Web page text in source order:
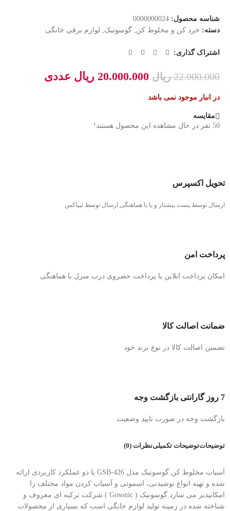
شناسه محصول: 0000000024
دسته: خرد کن و مخلوط کن, گوسونیک, لوازم برقی خانگی
اشتراک گذاری:
22.000.000 ریال 20.000.000 ریال عددی
در انبار موجود نمی باشد
مقایسه
50 نفر در حال مشاهده این محصول هستند!
تحویل اکسپرس
ارسال توسط پست پیشتاز و یا با هماهنگی ارسال توسط تیپاکس
پرداخت امن
امکان پرداخت انلاین یا پرداخت حضروی درب منزل با هماهنگی
ضمانت اصالت کالا
تضمین اصالت کالا در نوع برند خود
7 روز گارانتی بازگشت وجه
بازگشت وجه در صورت تایید وضعیت
توضیحاتتوضیحات تکمیلینظرات (0)
آسیاب مخلوط کن گوسونیک مدل GSB-426 با دو عملکرد کاربردی ارائه
شده و تهیه انواع نوشیدنی، اسموتی و آسیاب کردن مواد مختلف را
امکانپذیر می سازد.گوسونیک ( Gosonic ) شرکت ترکیه ای معروف و
شناخته شده در زمینه تولید لوازم خانگی است که بسیاری از محصولات